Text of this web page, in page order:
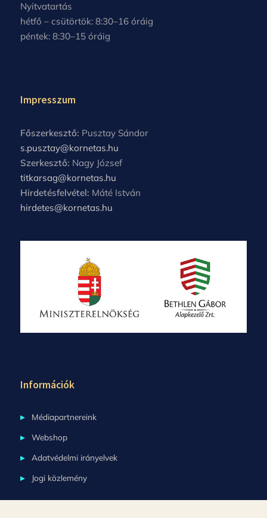
Nyitvatartás
hétfő – csütörtök: 8:30–16 óráig
péntek: 8:30–15 óráig
Impresszum
Főszerkesztő: Pusztay Sándor
s.pusztay@kornetas.hu
Szerkesztő: Nagy József
titkarsag@kornetas.hu
Hirdetésfelvétel: Máté István
hirdetes@kornetas.hu
Információk
Médiapartnereink
Webshop
Adatvédelmi irányelvek
Jogi közlemény